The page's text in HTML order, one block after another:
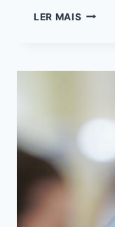
LER MAIS